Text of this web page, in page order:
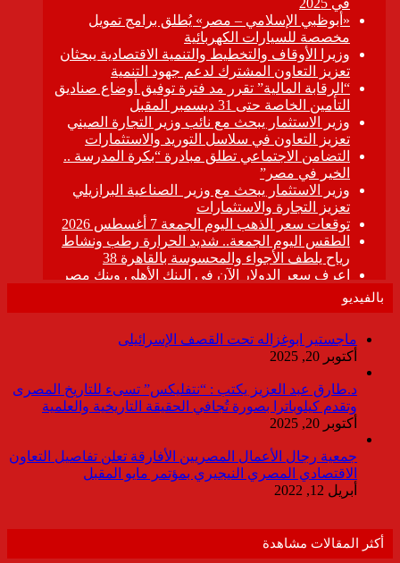
بالفيديو
ماجستير ابوغزاله تحت القصف الإسرائيلى
أكتوبر 20, 2025
د.طارق عبد العزيز يكتب : “نتفليكس” تسىء للتاريخ المصرى
وتقدم كيلوباترا بصورة تُجافي الحقيقة التاريخية والعلمية
أكتوبر 20, 2025
جمعية رجال الأعمال المصريين الأفارقة تعلن تفاصيل التعاون
الاقتصادي المصري النيجيري بمؤتمر مايو المقبل
أبريل 12, 2022
أكثر المقالات مشاهدة